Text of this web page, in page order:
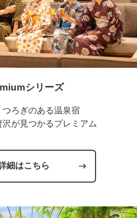
シリーズ
つろぎのある温泉宿
が見つかるプレミアム
細はこちら